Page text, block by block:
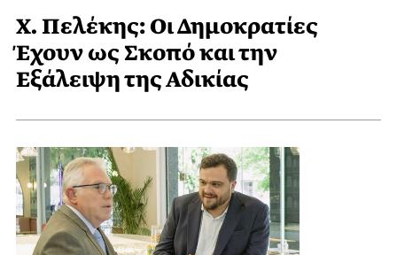
Χ. Πελέκης: Οι Δημοκρατίες
Έχουν ως Σκοπό και την
Εξάλειψη της Αδικίας